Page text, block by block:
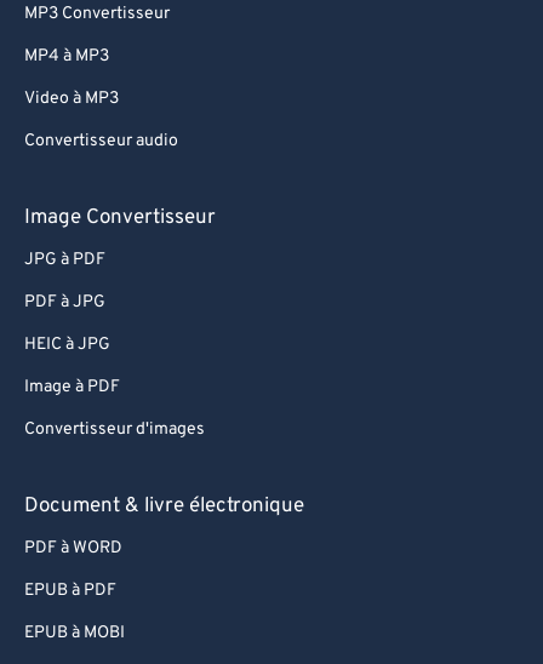
MP3 Convertisseur
MP4 à MP3
Video à MP3
Convertisseur audio
Image Convertisseur
JPG à PDF
PDF à JPG
HEIC à JPG
Image à PDF
Convertisseur d'images
Document & livre électronique
PDF à WORD
EPUB à PDF
EPUB à MOBI